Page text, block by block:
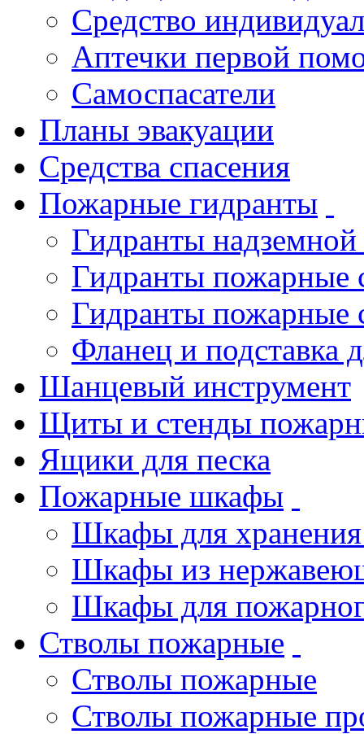
Средство
Аптечки первой
Самоспасатели
Планы эвакуации
Средства спасения
Пожарные гидранты
Гидранты
Гидранты пожарные
Гидранты пожарные
Фланец и подставка
Шанцевый инструмент
Щиты и стенды
Ящики для песка
Пожарные шкафы
Шкафы для хранения
Шкафы из
Шкафы для
Стволы пожарные
Стволы пожарные
Стволы пожарные